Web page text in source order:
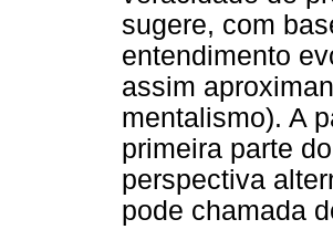
sugere, com
entendimento
assim
mentalismo). A
primeira parte
perspectiva
pode chamada